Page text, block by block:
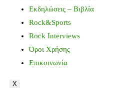
Εκδηλώσεις – Βιβλία
Rock&Sports
Rock Interviews
Όροι Χρήσης
Επικοινωνία
X